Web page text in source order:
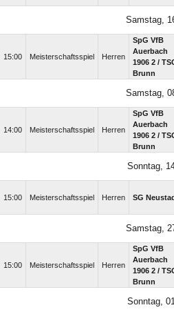
Samstag,
15:00 Meisterschaftsspiel Herren
SpG VfB
Auerbach
1906 2 /​
Brunn
Samstag,
14:00 Meisterschaftsspiel Herren
SpG VfB
Auerbach
1906 2 /​
Brunn
Sonntag,
15:00 Meisterschaftsspiel Herren SG
Samstag,
15:00 Meisterschaftsspiel Herren
SpG VfB
Auerbach
1906 2 /​
Brunn
Sonntag,